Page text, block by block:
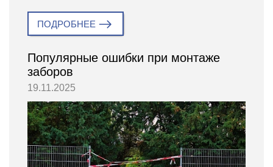
ПОДРОБНЕЕ
Популярные ошибки при монтаже
заборов
19.11.2025